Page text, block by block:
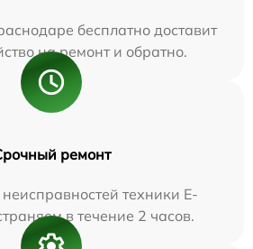
бесплатно доставит
на ремонт и обратно.
ремонт
техники E-
в течение 2 часов.